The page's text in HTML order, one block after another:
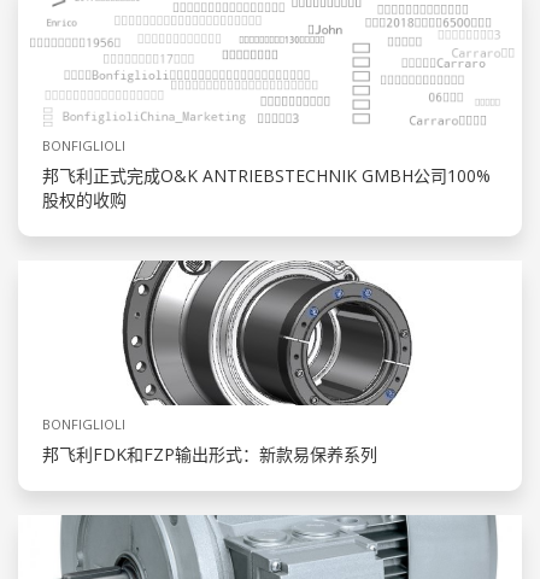
BONFIGLIOLI
邦飞利正式完成O&K ANTRIEBSTECHNIK GMBH公司100%
股权的收购
BONFIGLIOLI
邦飞利FDK和FZP输出形式：新款易保养系列